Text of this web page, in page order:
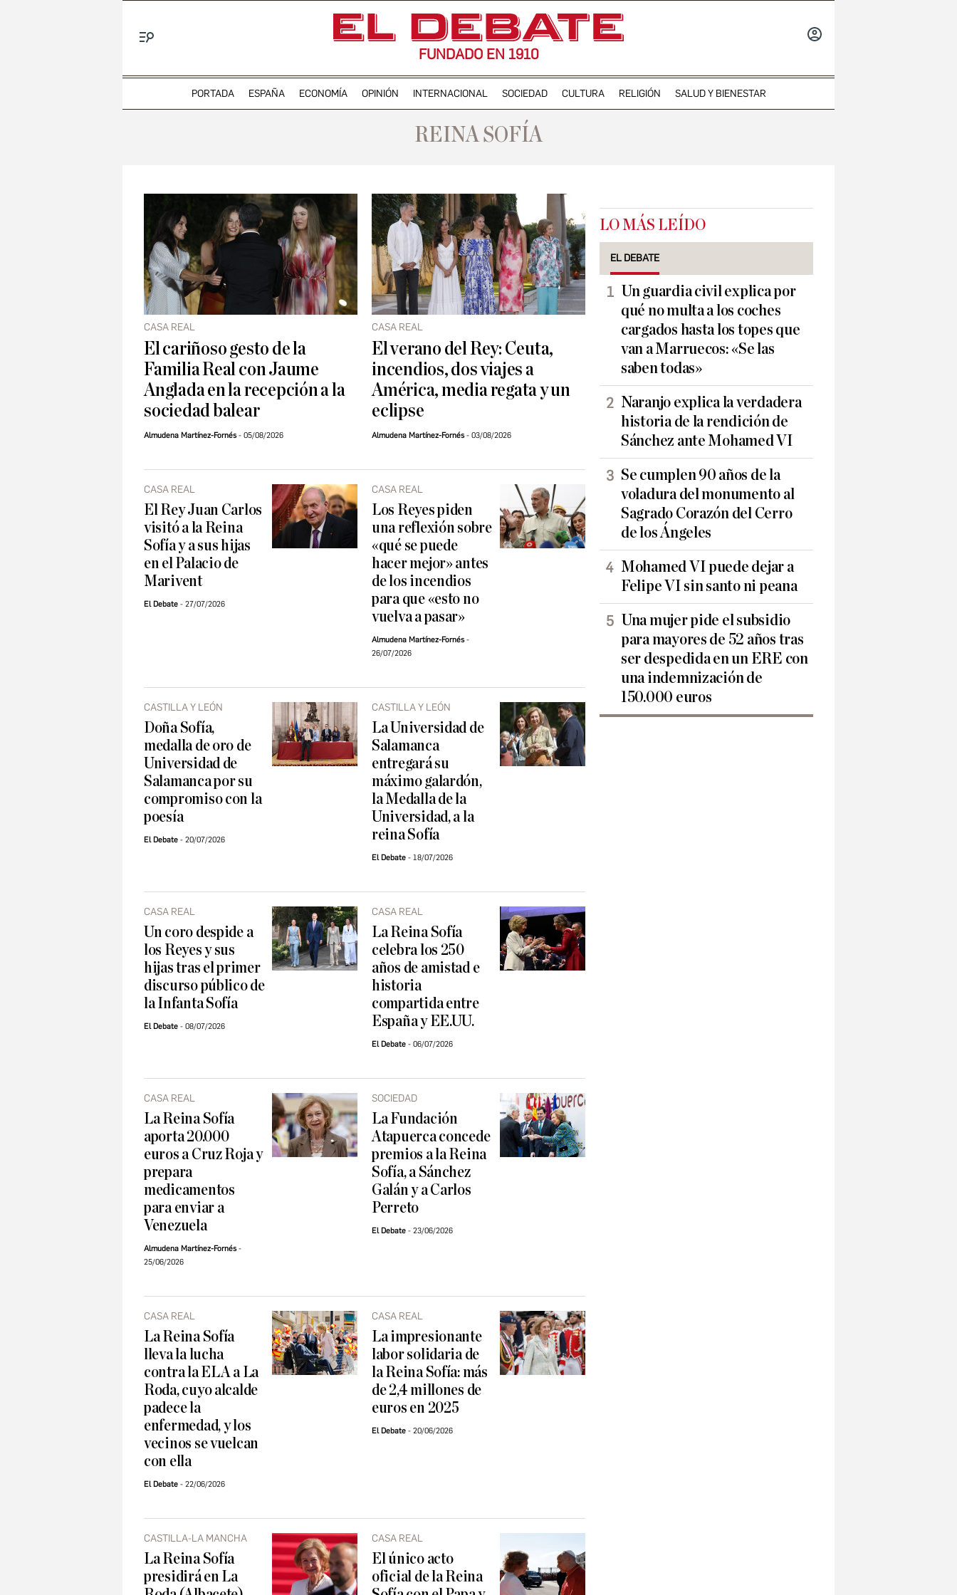
FUNDADO EN 1910
PORTADA ESPAÑA ECONOMÍA OPINIÓN INTERNACIONAL SOCIEDAD CULTURA RELIGIÓN SALUD Y BIENESTAR
REINA SOFÍA
CASA REAL
El cariñoso gesto de la
Familia Real con Jaume
Anglada en la recepción a la
sociedad balear
Almudena Martínez-Fornés 05/08/2026
CASA REAL
El verano del Rey: Ceuta,
incendios, dos viajes a
América, media regata y un
eclipse
Almudena Martínez-Fornés 03/08/2026
CASA REAL
El Rey Juan Carlos
visitó a la Reina
Sofía y a sus hijas
en el Palacio de
Marivent
El Debate 27/07/2026
CASA REAL
Los Reyes piden
una reflexión sobre
«qué se puede
hacer mejor» antes
de los incendios
para que «esto no
vuelva a pasar»
Almudena Martínez-Fornés
26/07/2026
CASTILLA Y LEÓN
Doña Sofía,
medalla de oro de
Universidad de
Salamanca por su
compromiso con la
poesía
El Debate 20/07/2026
CASTILLA Y LEÓN
La Universidad de
Salamanca
entregará su
máximo galardón,
la Medalla de la
Universidad, a la
reina Sofía
El Debate 18/07/2026
CASA REAL
Un coro despide a
los Reyes y sus
hijas tras el primer
discurso público de
la Infanta Sofía
El Debate 08/07/2026
CASA REAL
La Reina Sofía
celebra los 250
años de amistad e
historia
compartida entre
España y EE.UU.
El Debate 06/07/2026
CASA REAL
La Reina Sofía
aporta 20.000
euros a Cruz Roja y
prepara
medicamentos
para enviar a
Venezuela
Almudena Martínez-Fornés
25/06/2026
SOCIEDAD
La Fundación
Atapuerca concede
premios a la Reina
Sofía, a Sánchez
Galán y a Carlos
Perreto
El Debate 23/06/2026
CASA REAL
La Reina Sofía
lleva la lucha
contra la ELA a La
Roda, cuyo alcalde
padece la
enfermedad, y los
vecinos se vuelcan
con ella
El Debate 22/06/2026
CASA REAL
La impresionante
labor solidaria de
la Reina Sofía: más
de 2,4 millones de
euros en 2025
El Debate 20/06/2026
CASTILLA-LA MANCHA
La Reina Sofía
presidirá en La
CASA REAL
El único acto
oficial de la Reina
LO MÁS LEÍDO
EL DEBATE
Un guardia civil explica por
qué no multa a los coches
cargados hasta los topes que
van a Marruecos: «Se las
saben todas»
Naranjo explica la verdadera
historia de la rendición de
Sánchez ante Mohamed VI
Se cumplen 90 años de la
voladura del monumento al
Sagrado Corazón del Cerro
de los Ángeles
Mohamed VI puede dejar a
Felipe VI sin santo ni peana
Una mujer pide el subsidio
para mayores de 52 años tras
ser despedida en un ERE con
una indemnización de
150.000 euros